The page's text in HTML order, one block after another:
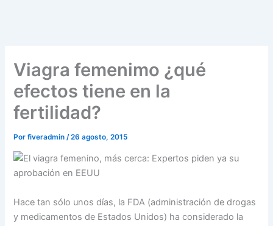
Viagra femenimo ¿qué
efectos tiene en la
fertilidad?
Porfiveradmin /26 agosto, 2015
Hace tan sólo unos días, la FDA (administración de drogas
y medicamentos de Estados Unidos) ha considerado la